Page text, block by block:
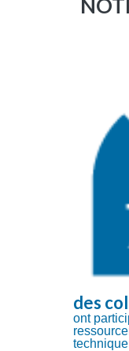
des
ont